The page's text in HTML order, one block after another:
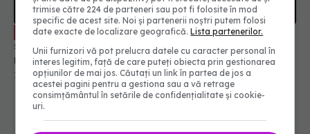
EXCLUSIV Cea mai mare dezamăgire de
sărbători. Ramona A. Dumitru: Cea mai mare
minciună
13 dec 2025, 20:43
trimise către 224 de parteneri sau pot fi folosite în mod
specific de acest site. Noi și partenerii noștri putem folosi
date exacte de localizare geografică.Lista partenerilor.
Unii furnizori vă pot prelucra datele cu caracter personal în
interes legitim, față de care puteți obiecta prin gestionarea
opțiunilor de mai jos. Căutați un link în partea de jos a
acestei pagini pentru a gestiona sau a vă retrage
consimțământul în setările de confidențialitate și cookie-
uri.